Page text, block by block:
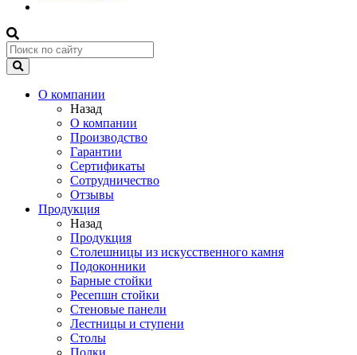
О компании
Назад
О компании
Производство
Гарантии
Сертификаты
Сотрудничество
Отзывы
Продукция
Назад
Продукция
Столешницы из искусственного камня
Подоконники
Барные стойки
Ресепшн стойки
Стеновые панели
Лестницы и ступени
Столы
Полки